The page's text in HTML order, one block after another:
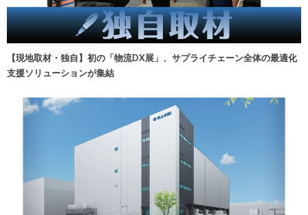
【現地取材・独自】初の「物流DX展」、サプライチェーン全体の最適化
支援ソリューションが集結